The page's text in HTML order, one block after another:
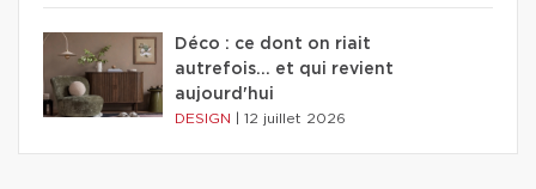
Déco : ce dont on riait
autrefois... et qui revient
aujourd'hui
DESIGN 12 juillet 2026